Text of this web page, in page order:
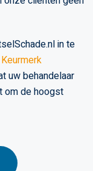
in te
uw behandelaar
om de hoogst